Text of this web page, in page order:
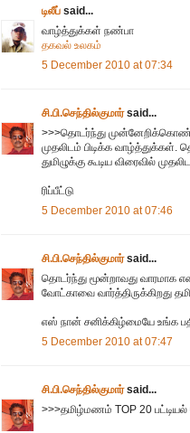
டிலீப் said...
வாழ்த்துக்கள் நண்பா
தகவல் உலகம்
5 December 2010 at 07:34
சி.பி.செந்தில்குமார்said...
>>>தொடர்ந்து
முதலிடம் பிடிக்க வாழ்த்துக்கள்.
துமிழுக்கு கூடிய விரைவில்
ரிப்பீட்டு
5 December 2010 at 07:46
சி.பி.செந்தில்குமார்said...
தொடர்ந்து மூன்றாவது வாரமாக
வோட்காவை வார்த்திருக்கிறது
எஸ் நான் சனிக்கிழ்மையே உங்க
5 December 2010 at 07:47
சி.பி.செந்தில்குமார்said...
>>>தமிழ்மணம் TOP 20